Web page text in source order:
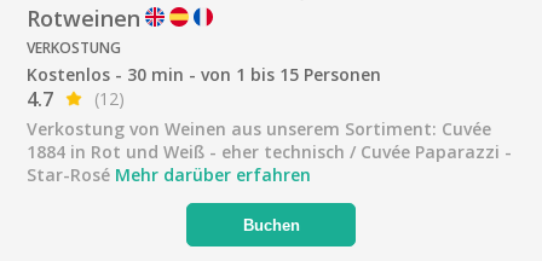
Rotweinen
VERKOSTUNG
Kostenlos - 30 min - von 1 bis 15 Personen
4.7
(12)
Verkostung von Weinen aus unserem Sortiment: Cuvée
1884 in Rot und Weiß - eher technisch / Cuvée Paparazzi -
Star-Rosé Mehr darüber erfahren
Buchen